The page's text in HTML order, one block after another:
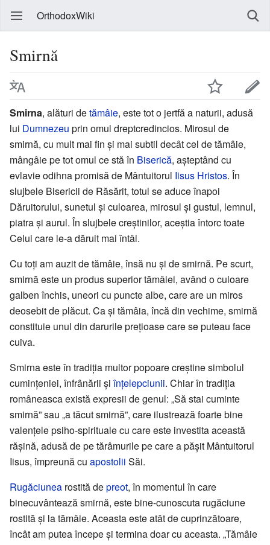
OrthodoxWiki
Smirnă
Smirna, alături detămâie, este tot o jertfă a naturii, adusă
lui Dumnezeu prin omul dreptcredincios. Mirosul de
smirnă, cu mult mai fin și mai subtil decât cel de tămâie,
mângâie pe tot omul ce stă în Biserică, așteptând cu
evlavie odihna promisă de Mântuitorul Iisus Hristos. În
slujbele Bisericii de Răsărit, totul se aduce înapoi
Dăruitorului, sunetul și culoarea, mirosul și gustul, lemnul,
piatra și aurul. În slujbele creștinilor, aceștia întorc toate
Celui care le-a dăruit mai întâi.
Cu toți am auzit de tămâie, însă nu și de smirnă. Pe scurt,
smirnă este un produs superior tămâiei, având o culoare
galben închis, uneori cu puncte albe, care are un miros
deosebit de plăcut. Ca și tămâia, încă din vechime, smirnă
constituie unul din darurile prețioase care se puteau face
cuiva.
Smirna este în tradiția multor popoare creștine simbolul
cumințeniei, înfrânării și înțelepciunii. Chiar în tradiția
româneasca există expresii de genul: „Să stai cuminte
smirnă” sau „a tăcut smirnă”, care ilustrează foarte bine
valențele psiho-spirituale cu care este investita această
rășină, adusă de pe tărâmurile pe care a pășit Mântuitorul
Iisus, împreună cu apostolii Săi.
Rugăciunea rostită depreot, în momentul în care
binecuvântează smirnă, este bine-cunoscuta rugăciune
rostită și la tămâie. Aceasta este atât de cuprinzătoare,
încât am putea începe și termina doar cu aceasta. „Tămâie